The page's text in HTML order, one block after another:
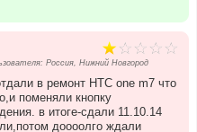
Россия, Нижний Новгород
в ремонт HTC one m7 что
поменяли кнопку
в итоге-сдали 11.10.14
доооолго ждали